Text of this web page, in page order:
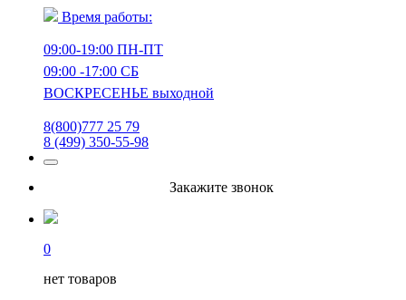
Время работы:
09:00-19:00 ПН-ПТ
09:00 -17:00 СБ
ВОСКРЕСЕНЬЕ выходной
8(800)777 25 79
8 (499) 350-55-98
Закажите звонок
0
нет товаров